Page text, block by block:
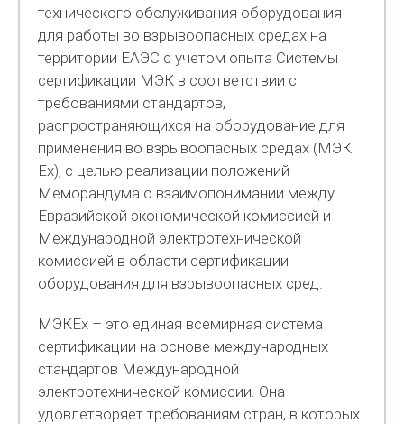
технического обслуживания оборудования
для работы во взрывоопасных средах на
территории ЕАЭС с учетом опыта Системы
сертификации МЭК в соответствии с
требованиями стандартов,
распространяющихся на оборудование для
применения во взрывоопасных средах (МЭК
Ех), с целью реализации положений
Меморандума о взаимопонимании между
Евразийской экономической комиссией и
Международной электротехнической
комиссией в области сертификации
оборудования для взрывоопасных сред.
МЭКЕх – это единая всемирная система
сертификации на основе международных
стандартов Международной
электротехнической комиссии. Она
удовлетворяет требованиям стран, в которых